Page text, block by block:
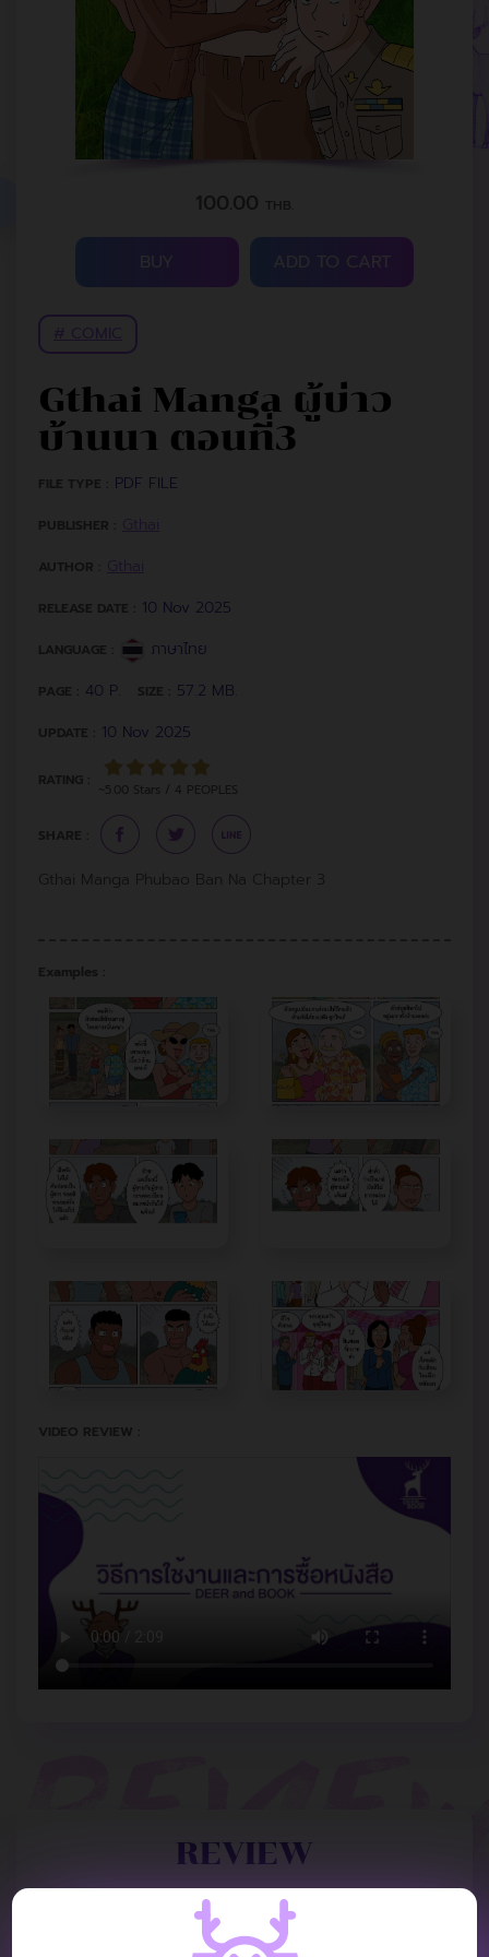
100.00 THB.
ADD TO CART
Gthai Manga ผู้บ่าว
บ้านนา ตอนที่3
FILE TYPE : PDF FILE
PUBLISHER :
AUTHOR :
RELEASE DATE : 10 Nov 2025
LANGUAGE : ภาษาไทย
PAGE : 40 P. SIZE : 57.2 MB.
UPDATE : 10 Nov 2025
RATING :
~5.00 Stars / 4 PEOPLES
SHARE :
Gthai Manga Phubao Ban Na Chapter 3
Examples :
VIDEO REVIEW :
REVIEW